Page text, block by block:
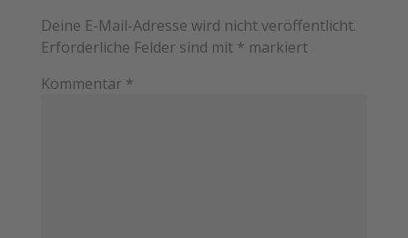
Deine E-Mail-Adresse wird nicht veröffentlicht.
Erforderliche Felder sind mit * markiert
Kommentar *